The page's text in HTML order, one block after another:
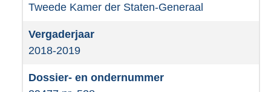
Tweede Kamer der Staten-Generaal
2018-2019